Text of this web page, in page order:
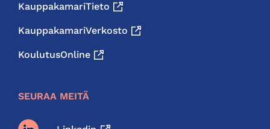
KauppakamariTieto
KauppakamariVerkosto
KoulutusOnline
SEURAA MEITÄ